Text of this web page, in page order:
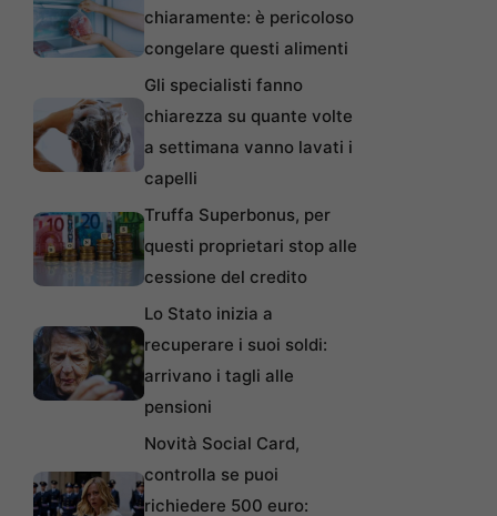
chiaramente: è pericoloso
congelare questi alimenti
Gli specialisti fanno
chiarezza su quante volte
a settimana vanno lavati i
capelli
Truffa Superbonus, per
questi proprietari stop alle
cessione del credito
Lo Stato inizia a
recuperare i suoi soldi:
arrivano i tagli alle
pensioni
Novità Social Card,
controlla se puoi
richiedere 500 euro: